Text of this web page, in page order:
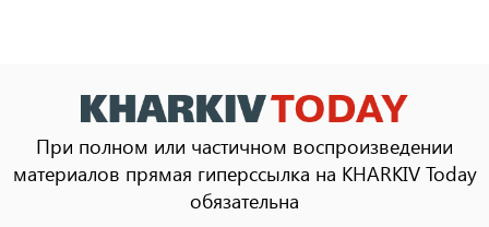
При полном или частичном воспроизведении
материалов прямая гиперссылка на KHARKIV Today
обязательна